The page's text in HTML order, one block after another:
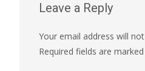
Leave a Reply
Your email address will
Required fields are marked